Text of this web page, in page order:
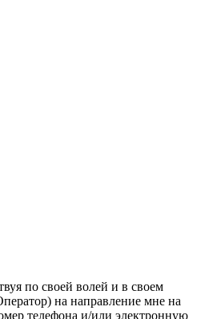
по своей волей и в своем
на направление мне на
телефона и/или электронную